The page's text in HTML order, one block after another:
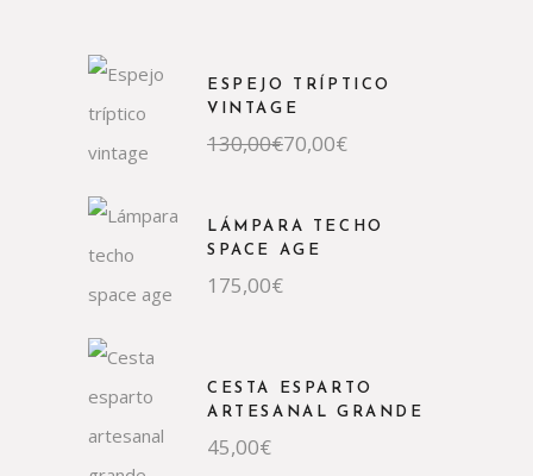
ESPEJO TRÍPTICO
VINTAGE
130,00€
El
precio
130,00€.
70,00€
El
precio
70,00€.
LÁMPARA TECHO
SPACE AGE
175,00€
CESTA ESPARTO
ARTESANAL GRANDE
45,00€